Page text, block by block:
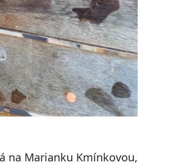
na Marianku Kmínkovou,